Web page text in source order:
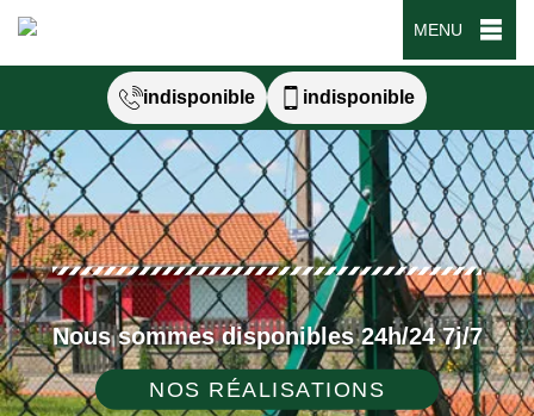
MENU
indisponible indisponible
Nous sommes disponibles 24h/24 7j/7
NOS RÉALISATIONS